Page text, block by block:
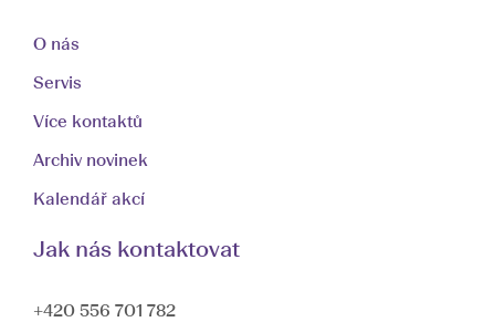
O nás
Servis
Více kontaktů
Archiv novinek
Kalendář akcí
Jak nás kontaktovat
+420 556 701 782